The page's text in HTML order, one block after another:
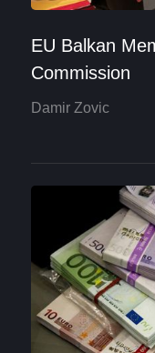
EU Balkan
Commission
Damir Zovic